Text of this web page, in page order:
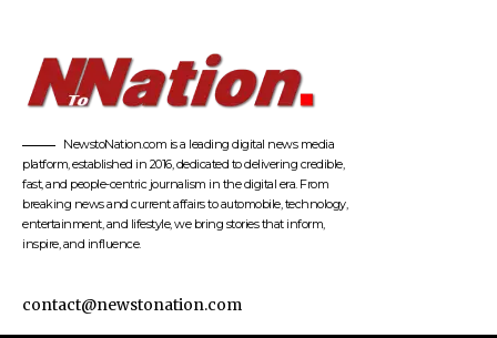
NewstoNation.com is a leading digital news media
platform, established in 2016, dedicated to delivering credible,
fast, and people-centric journalism in the digital era. From
breaking news and current affairs to automobile, technology,
entertainment, and lifestyle, we bring stories that inform,
inspire, and influence.
contact@newstonation.com